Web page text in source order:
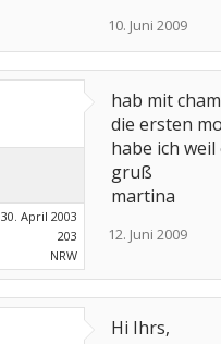
10. Juni 2009
30. April 2003
203
NRW
hab mit
die ersten
habe ich
gruß
martina
12. Juni 2009
Hi Ihrs,